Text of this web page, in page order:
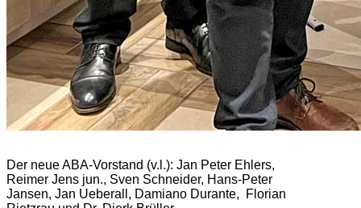
Der neue ABA-Vorstand (v.l.): Jan Peter Ehlers,
Reimer Jens jun., Sven Schneider, Hans-Peter
Jansen, Jan Ueberall, Damiano Durante, Florian